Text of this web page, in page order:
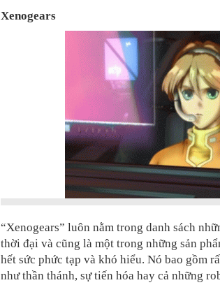
Xenogears
“Xenogears” luôn nằm trong danh sách
thời đại và cũng là một trong những sản
hết sức phức tạp và khó hiểu. Nó bao gồm
như thần thánh, sự tiến hóa hay cả những